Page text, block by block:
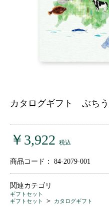
カタログギフト ぶちう
￥3,922 税込
商品コード： 84-2079-001
関連カテゴリ
ギフトセット
ギフトセット
＞ カタログギフト